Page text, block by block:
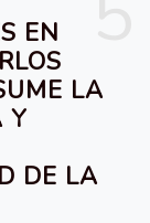
EN
LA
Y
DE LA